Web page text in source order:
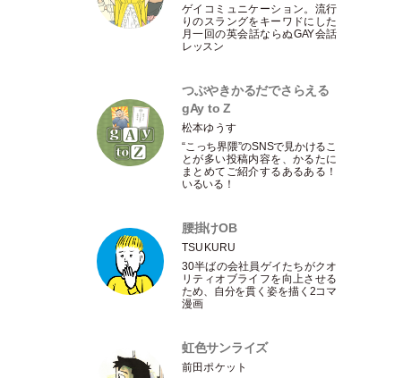
ゲイコミュニケーション。流行
りのスラングをキーワドにした
月一回の英会話ならぬGAY会話
レッスン
つぶやきかるだでさらえる
gAy to Z
松本ゆうす
“こっち界隈”のSNSで見かけるこ
とが多い投稿内容を、かるたに
まとめてご紹介するあるある！
いるいる！
腰掛けOB
TSUKURU
30半ばの会社員ゲイたちがクオ
リティオブライフを向上させる
ため、自分を貫く姿を描く2コマ
漫画
虹色サンライズ
前田ポケット